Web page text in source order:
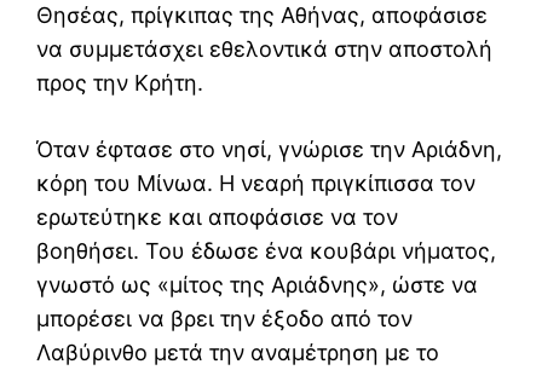
Θησέας, πρίγκιπας της Αθήνας, αποφάσισε
να συμμετάσχει εθελοντικά στην αποστολή
προς την Κρήτη.
Όταν έφτασε στο νησί, γνώρισε την Αριάδνη,
κόρη του Μίνωα. Η νεαρή πριγκίπισσα τον
ερωτεύτηκε και αποφάσισε να τον
βοηθήσει. Του έδωσε ένα κουβάρι νήματος,
γνωστό ως «μίτος της Αριάδνης», ώστε να
μπορέσει να βρει την έξοδο από τον
Λαβύρινθο μετά την αναμέτρηση με το